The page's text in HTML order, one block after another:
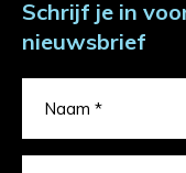
Schrijf je in
nieuwsbrief